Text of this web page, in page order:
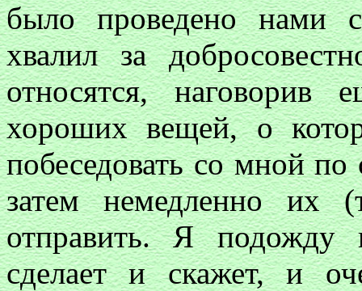
было проведено нами
хвалил за
относятся,
хороших вещей, о
побеседовать со мной
затем немедленно
отправить. Я
сделает и скажет, и